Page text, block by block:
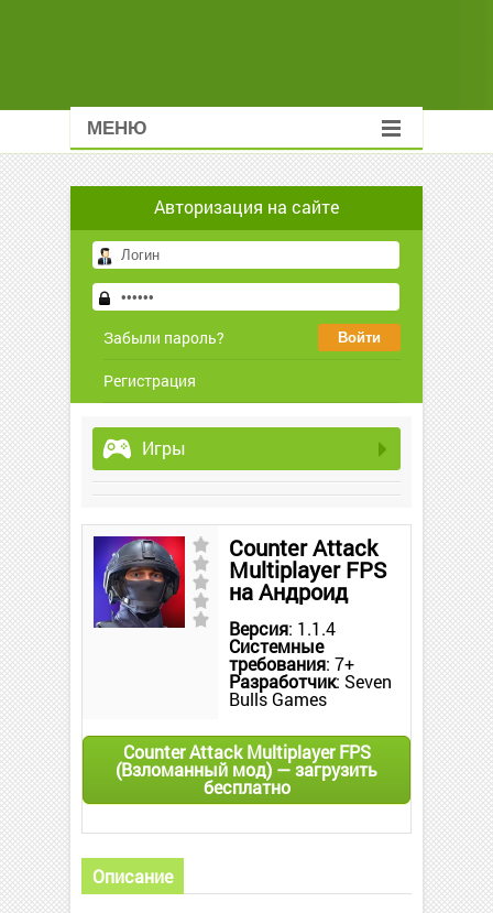
МЕНЮ
Авторизация на сайте
Забыли пароль?
Регистрация
Игры
Counter Attack
Multiplayer FPS
на Андроид
Версия: 1.1.4
Системные
требования: 7+
Разработчик: Seven
Bulls Games
Counter Attack Multiplayer FPS
(Взломанный мод) — загрузить
бесплатно
Описание